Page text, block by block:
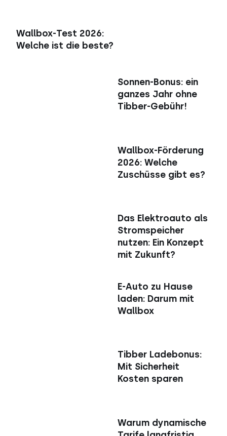
Wallbox-Test 2026:
Welche ist die beste?
Sonnen-Bonus: ein
ganzes Jahr ohne
Tibber-Gebühr!
Wallbox-Förderung
2026: Welche
Zuschüsse gibt es?
Das Elektroauto als
Stromspeicher
nutzen: Ein Konzept
mit Zukunft?
E-Auto zu Hause
laden: Darum mit
Wallbox
Tibber Ladebonus:
Mit Sicherheit
Kosten sparen
Warum dynamische